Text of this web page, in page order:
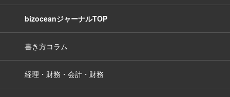
bizoceanジャーナルTOP
書き方コラム
経理・財務・会計・財務